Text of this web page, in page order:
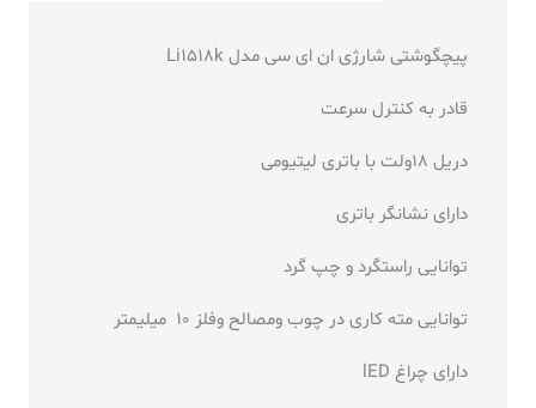
پیچگوشتی شارژی ان ای سی مدل Li1518k
قادر به کنترل سرعت
دریل 18ولت با باتری لیتیومی
دارای نشانگر باتری
توانایی راستگرد و چپ گرد
توانایی مته کاری در چوب ومصالح وفلز 10 میلیمتر
دارای چراغ lED